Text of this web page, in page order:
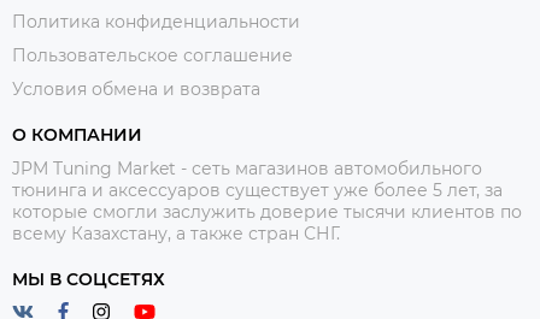
Политика конфиденциальности
Пользовательское соглашение
Условия обмена и возврата
О КОМПАНИИ
JPM Tuning Market - сеть магазинов автомобильного
тюнинга и аксессуаров существует уже более 5 лет, за
которые смогли заслужить доверие тысячи клиентов по
всему Казахстану, а также стран СНГ.
МЫ В СОЦСЕТЯХ